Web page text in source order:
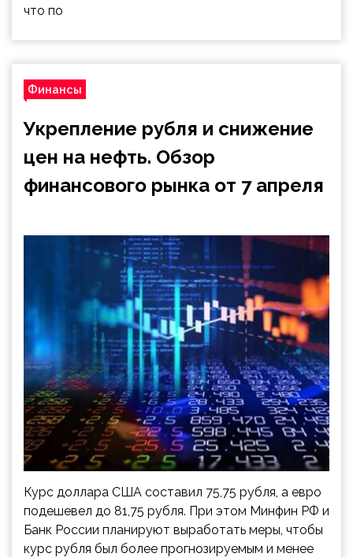
что по
Финансы
Укрепление рубля и снижение
цен на нефть. Обзор
финансового рынка от 7 апреля
Курс доллара США составил 75,75 рубля, а евро
подешевел до 81,75 рубля. При этом Минфин РФ и
Банк России планируют выработать меры, чтобы
курс рубля был более прогнозируемым и менее